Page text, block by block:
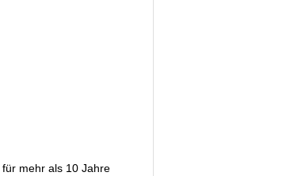
mehr als 10 Jahre